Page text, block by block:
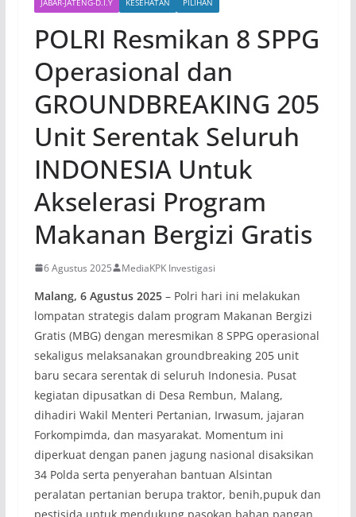
JABAR-JATENG-D.I.Y KESEHATAN PILIHAN
POLRI Resmikan 8 SPPG
Operasional dan
GROUNDBREAKING 205
Unit Serentak Seluruh
INDONESIA Untuk
Akselerasi Program
Makanan Bergizi Gratis
6 Agustus 2025 MediaKPK Investigasi
Malang, 6 Agustus 2025– Polri hari ini melakukan
lompatan strategis dalam program Makanan Bergizi
Gratis (MBG) dengan meresmikan 8 SPPG operasional
sekaligus melaksanakan groundbreaking 205 unit
baru secara serentak di seluruh Indonesia. Pusat
kegiatan dipusatkan di Desa Rembun, Malang,
dihadiri Wakil Menteri Pertanian, Irwasum, jajaran
Forkompimda, dan masyarakat. Momentum ini
diperkuat dengan panen jagung nasional disaksikan
34 Polda serta penyerahan bantuan Alsintan
peralatan pertanian berupa traktor, benih,pupuk dan